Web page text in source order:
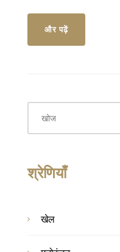
10,000 वर्ग फुट के
स्मारक स्थित हैं। परिवार
और पढ़ें
श्रेणियाँ
खेल